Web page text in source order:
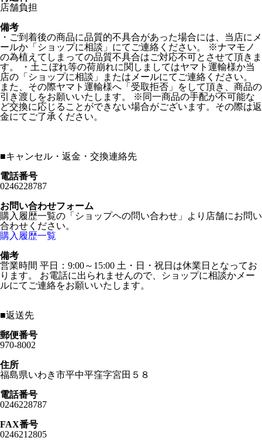
店舗負担
備考
・ご到着後の商品に品質的不具合があった場合には、当店にメ
ールか「ショップに相談」にてご連絡ください。 ※ナマモノ
の為植えてしまっての品質不具合はご対応不可とさせて頂きま
す。 ・土こぼれ等の荷崩れに関しましてはヤマト運輸様か当
店の「ショップに相談」またはメールにてご連絡ください。
また、その際ヤマト運輸様へ「受取拒否」をして頂き、商品の
引き渡しをお願いいたします。 ※同一商品の手配が不可能な
ど交換に応じることができない場合がございます。その際は返
金にてご了承ください。
■キャンセル・返金・交換連絡先
電話番号
0246228787
お問い合わせフォーム
購入履歴一覧の「ショップヘの問い合わせ」より店舗にお問い
合わせください。
購入履歴一覧
備考
営業時間 平日：9:00～15:00 土・日・祝日は休業日となってお
ります。 お電話に出られませんので、ショップに相談かメー
ルにてご連絡をお願いいたします。
■返送先
郵便番号
970-8002
住所
福島県いわき市平中平窪字宮田５８
電話番号
0246228787
FAX番号
0246212805